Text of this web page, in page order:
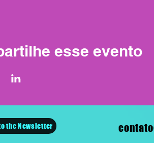
esse evento
the Newsletter